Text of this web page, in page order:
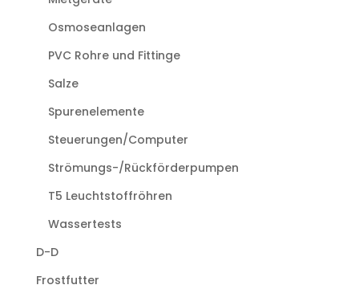
Osmoseanlagen
PVC Rohre und Fittinge
Salze
Spurenelemente
Steuerungen/Computer
Strömungs-/Rückförderpumpen
T5 Leuchtstoffröhren
Wassertests
D-D
Frostfutter